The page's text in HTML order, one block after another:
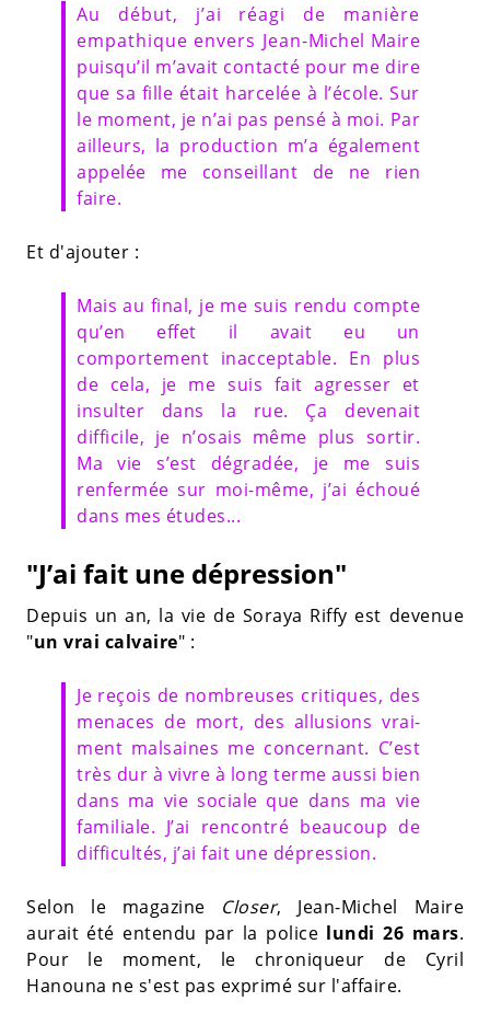
Au début, j’ai réagi de manière
empathique envers Jean-Michel Maire
puisqu’il m’avait contacté pour me dire
que sa fille était harcelée à l’école. Sur
le moment, je n’ai pas pensé à moi. Par
ailleurs, la production m’a également
appelée me conseillant de ne rien
faire.
Et d'ajouter :
Mais au final, je me suis rendu compte
qu’en effet il avait eu un
comportement inacceptable. En plus
de cela, je me suis fait agresser et
insulter dans la rue. Ça devenait
difficile, je n’osais même plus sortir.
Ma vie s’est dégradée, je me suis
renfermée sur moi-même, j’ai échoué
dans mes études...
"J’ai fait une dépres­sion"
Depuis un an, la vie de Soraya Riffy est devenue
"un vrai calvaire" :
Je reçois de nombreuses critiques, des
menaces de mort, des allu­sions vrai­
ment malsaines me concer­nant. C’est
très dur à vivre à long terme aussi bien
dans ma vie sociale que dans ma vie
fami­liale. J’ai rencon­tré beau­coup de
diffi­cul­tés, j’ai fait une dépres­sion.
Selon le magazine Closer, Jean-Michel Maire
aurait été entendu par la police lundi 26 mars.
Pour le moment, le chroniqueur de Cyril
Hanouna ne s'est pas exprimé sur l'affaire.